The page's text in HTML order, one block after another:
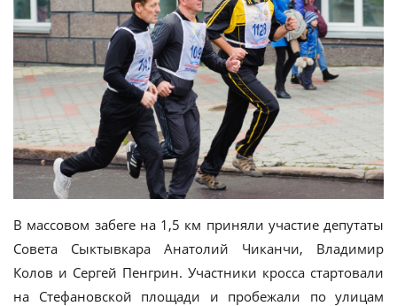
В массовом забеге на 1,5 км приняли участие депутаты
Совета Сыктывкара Анатолий Чиканчи, Владимир
Колов и Сергей Пенгрин. Участники кросса стартовали
на Стефановской площади и пробежали по улицам